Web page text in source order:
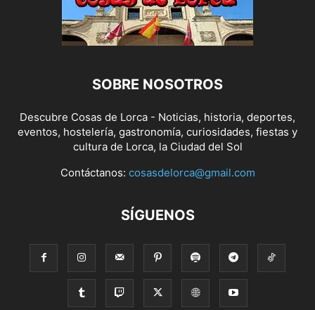
SOBRE NOSOTROS
Descubre Cosas de Lorca - Noticias, historia, deportes,
eventos, hostelería, gastronomía, curiosidades, fiestas y
cultura de Lorca, la Ciudad del Sol
Contáctanos: cosasdelorca@gmail.com
SÍGUENOS